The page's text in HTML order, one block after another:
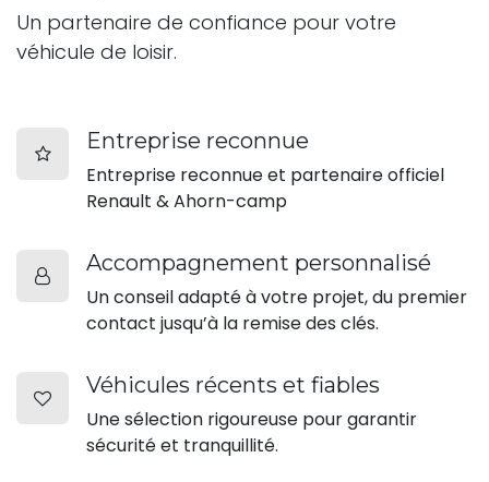
Un partenaire de confiance pour votre
véhicule de loisir.
Entreprise reconnue
Entreprise reconnue et partenaire officiel
Renault & Ahorn-camp
Accompagnement personnalisé
Un conseil adapté à votre projet, du premier
contact jusqu’à la remise des clés.
Véhicules récents et fiables
Une sélection rigoureuse pour garantir
sécurité et tranquillité.